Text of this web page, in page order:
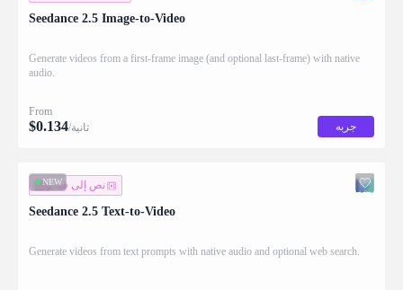
Seedance 2.5 Image-to-Video
Generate videos from a first-frame image (and optional last-frame) with native
audio.
From
$0.134 /ثانية جربه
NEW
نص إلى فيديو
Seedance 2.5 Text-to-Video
Generate videos from text prompts with native audio and optional web search.